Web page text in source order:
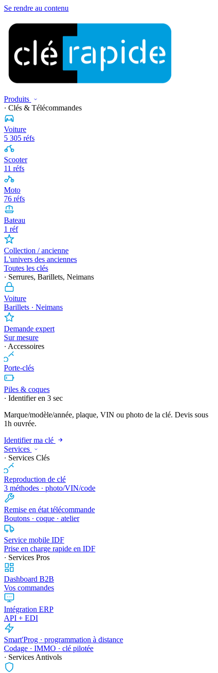
Se rendre au contenu
Produits
· Clés & Télécommandes
Voiture
5 305 réfs
Scooter
11 réfs
Moto
76 réfs
Bateau
1 réf
Collection / ancienne
L'univers des anciennes
Toutes les clés
· Serrures, Barillets, Neimans
Voiture
Barillets · Neimans
Demande expert
Sur mesure
· Accessoires
Porte-clés
Piles & coques
· Identifier en 3 sec
Marque/modèle/année, plaque, VIN ou photo de la clé. Devis sous
1h ouvrée.
Identifier ma clé
Services
· Services Clés
Reproduction de clé
3 méthodes · photo/VIN/code
Remise en état télécommande
Boutons · coque · atelier
Service mobile IDF
Prise en charge rapide en IDF
· Services Pros
Dashboard B2B
Vos commandes
Intégration ERP
API + EDI
Smart'Prog · programmation à distance
Codage · IMMO · clé pilotée
· Services Antivols